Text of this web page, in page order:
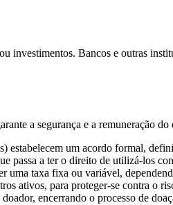
investimentos. Bancos e outras
a segurança e a remuneração do
um acordo formal,
passa a ter o direito de utilizá-los
uma taxa fixa ou variável,
ativos, para proteger-se contra o
encerrando o processo de